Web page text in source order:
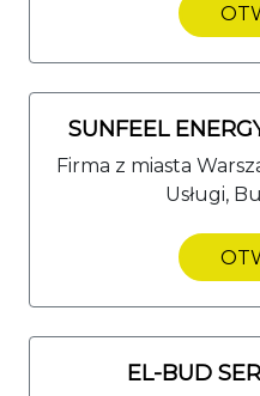
SUNFEEL
Firma z miasta
Usługi,
EL-BUD